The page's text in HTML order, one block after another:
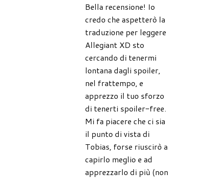
Bella recensione! Io
credo che aspetterò la
traduzione per leggere
Allegiant XD sto
cercando di tenermi
lontana dagli spoiler,
nel frattempo, e
apprezzo il tuo sforzo
di tenerti spoiler-free.
Mi fa piacere che ci sia
il punto di vista di
Tobias, forse riuscirò a
capirlo meglio e ad
apprezzarlo di più (non